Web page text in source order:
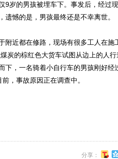
9岁的男孩被埋车下。事发后，经过
憾的是，男孩最终还是不幸离世。
近都在修路，现场有很多工人在施
炭的棕红色大货车试图从边上的人
下，一名骑着小自行车的男孩刚好经
，事故原因正在调查中。
分享：